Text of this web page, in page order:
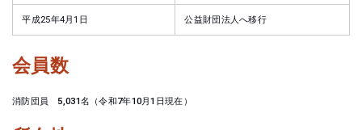
平成25年4月1日 公益財団法人へ移行
会員数
消防団員 5,031名（令和7年10月1日現在）